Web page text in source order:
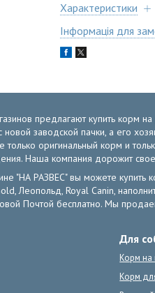
Характеристики
Інформація для
предлагают купить корм
новой заводской пачки, а его
только оригинальный корм и
Наша компания дорожит
"НА РАЗВЕС" вы можете купить
Леопольд, Royal Canin,
Почтой бесплатно. Мы
Для
Корм на
Корм